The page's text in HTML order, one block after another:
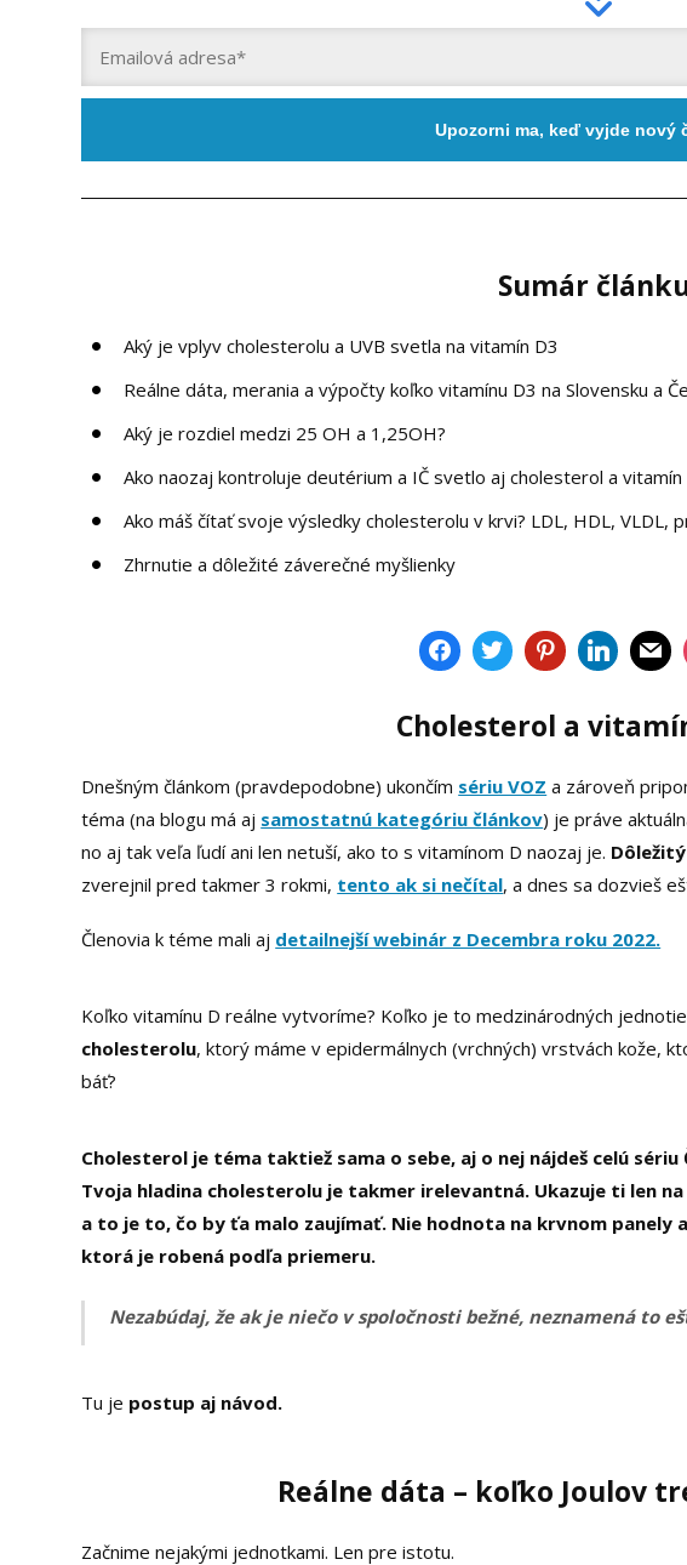
Upozorni ma, keď vyjde nový
Sumár
Aký je vplyv cholesterolu a UVB svetla na vitamín D3
Reálne dáta, merania a výpočty koľko vitamínu D3 na Slovensku a
Aký je rozdiel medzi 25 OH a 1,25OH?
Ako naozaj kontroluje deutérium a IČ svetlo aj cholesterol a vitamín
Ako máš čítať svoje výsledky cholesterolu v krvi? LDL, HDL,
Zhrnutie a dôležité záverečné myšlienky
Cholesterol a
Dnešným článkom (pravdepodobne) ukončím sériu VOZ a zároveň
téma (na blogu má aj samostatnú kategóriu článkov) je práve
no aj tak veľa ľudí ani len netuší, ako to s vitamínom D naozaj je.
zverejnil pred takmer 3 rokmi, tento ak si nečítal, a dnes sa dozvieš
Členovia k téme mali aj detailnejší webinár z Decembra roku 2022.
Koľko vitamínu D reálne vytvoríme? Koľko je to medzinárodných
cholesterolu, ktorý máme v epidermálnych (vrchných) vrstvách kože,
báť?
Cholesterol je téma taktiež sama o sebe, aj o nej nájdeš celú
Tvoja hladina cholesterolu je takmer irelevantná. Ukazuje ti len
a to je to, čo by ťa malo zaujímať. Nie hodnota na krvnom panely
ktorá je robená podľa priemeru.
Nezabúdaj, že ak je niečo v spoločnosti bežné, neznamená to
Tu je postup aj návod.
Reálne dáta – koľko Joulov
Začnime nejakými jednotkami. Len pre istotu.